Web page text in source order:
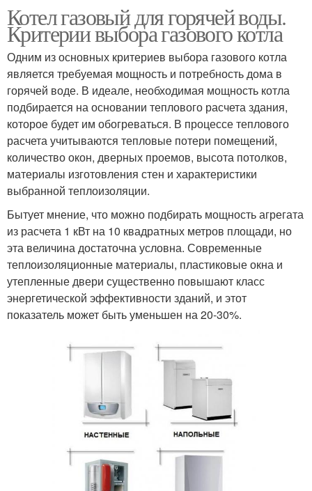
Котел газовый для горячей воды.
Критерии выбора газового котла
Одним из основных критериев выбора газового котла
является требуемая мощность и потребность дома в
горячей воде. В идеале, необходимая мощность котла
подбирается на основании теплового расчета здания,
которое будет им обогреваться. В процессе теплового
расчета учитываются тепловые потери помещений,
количество окон, дверных проемов, высота потолков,
материалы изготовления стен и характеристики
выбранной теплоизоляции.
Бытует мнение, что можно подбирать мощность агрегата
из расчета 1 кВт на 10 квадратных метров площади, но
эта величина достаточна условна. Современные
теплоизоляционные материалы, пластиковые окна и
утепленные двери существенно повышают класс
энергетической эффективности зданий, и этот
показатель может быть уменьшен на 20-30%.